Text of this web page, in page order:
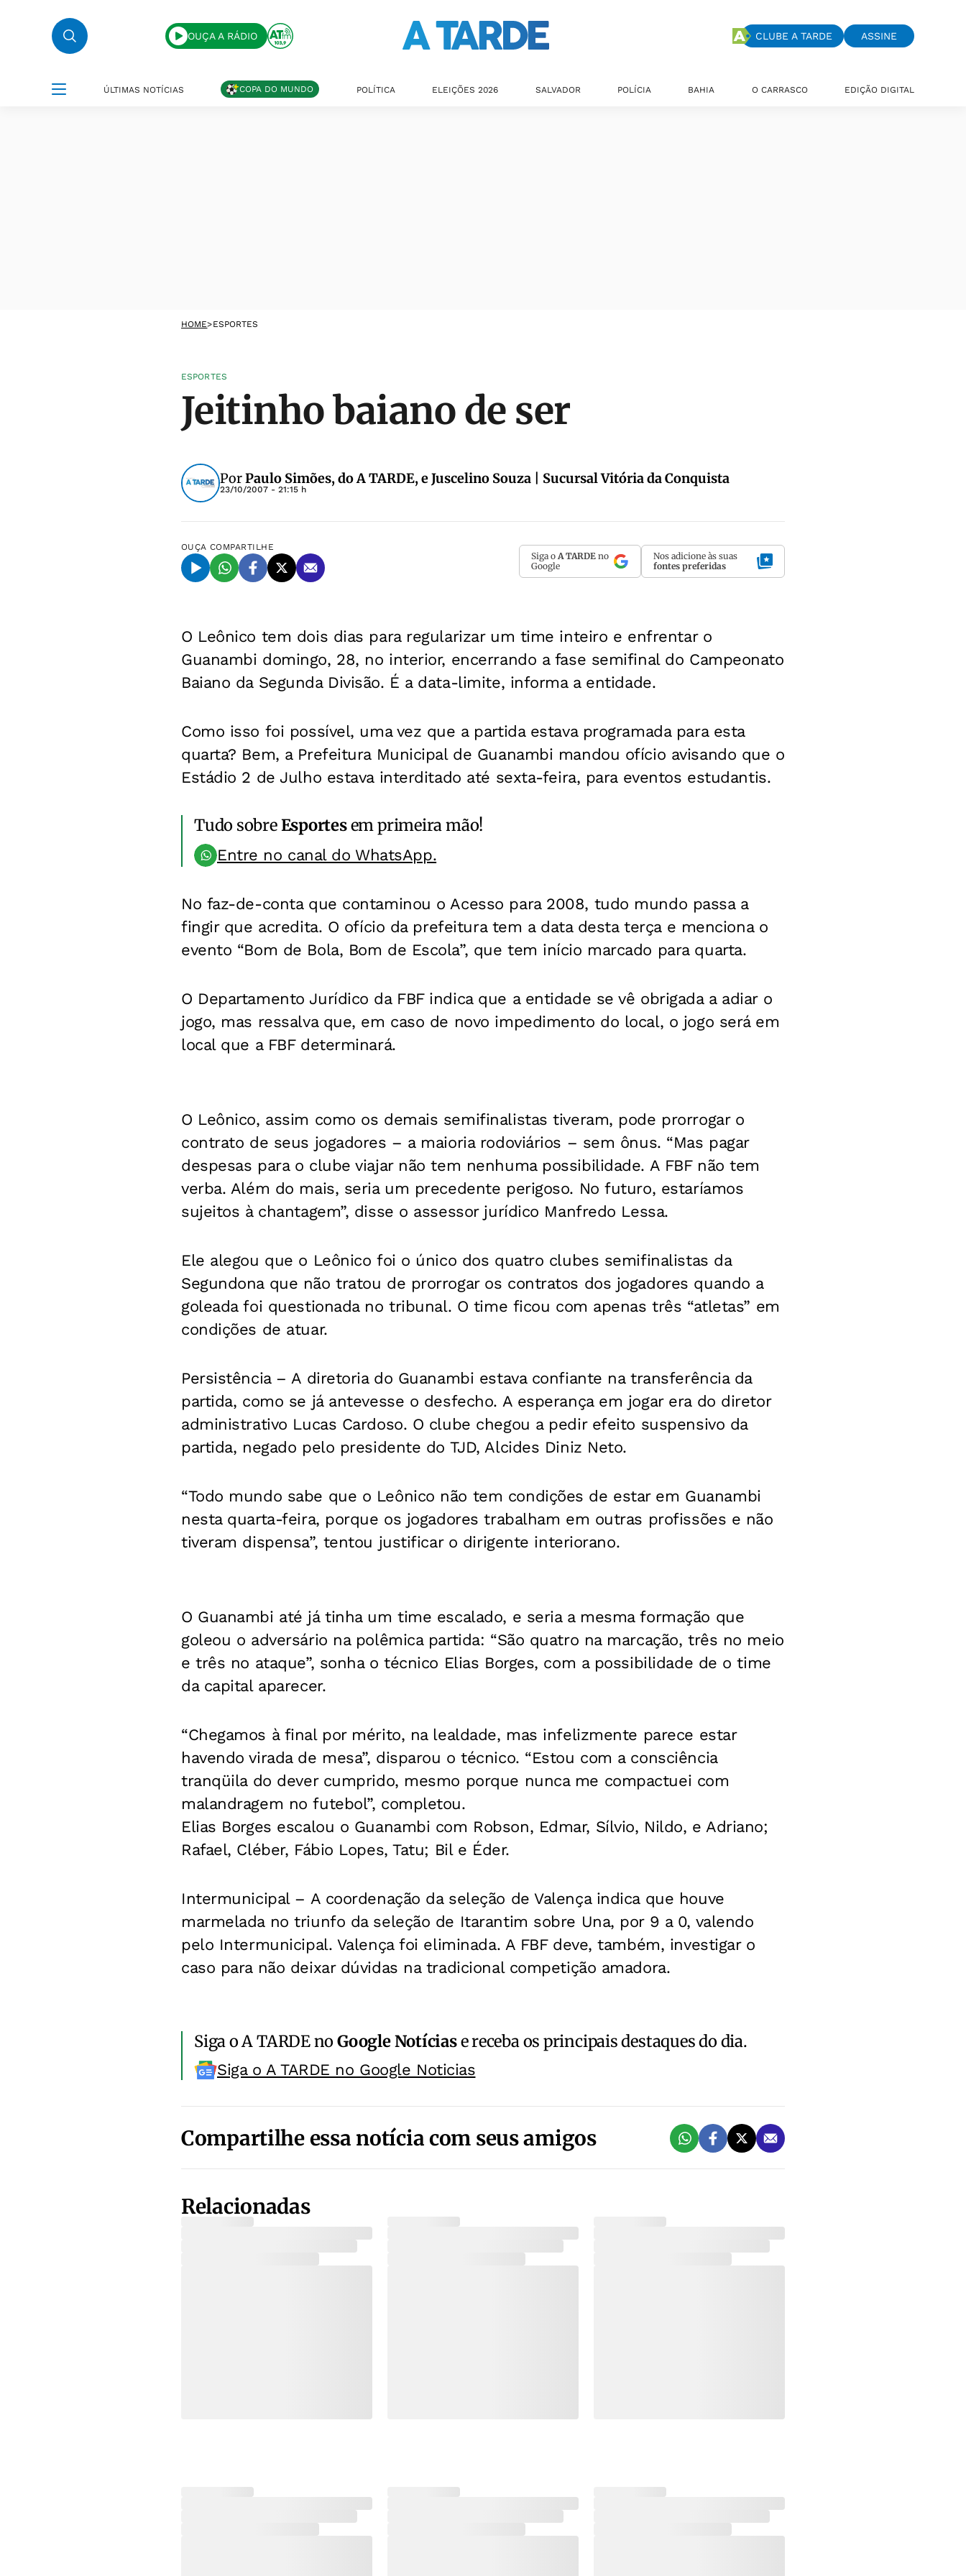
OUÇA A RÁDIO CLUBE A TARDE ASSINE
ÚLTIMAS NOTÍCIAS COPA DO MUNDO POLÍTICA ELEIÇÕES 2026 SALVADOR POLÍCIA BAHIA O CARRASCO EDIÇÃO DIGITAL
HOME>ESPORTES
ESPORTES
Jeitinho baiano de ser
PorPaulo Simões, do A TARDE, e Juscelino Souza | Sucursal Vitória da Conquista
23/10/2007 - 21:15 h
OUÇA COMPARTILHE
Siga o A TARDE no
Google
Nos adicione às suas
fontes preferidas
O Leônico tem dois dias para regularizar um time inteiro e enfrentar o
Guanambi domingo, 28, no interior, encerrando a fase semifinal do Campeonato
Baiano da Segunda Divisão. É a data-limite, informa a entidade.
Como isso foi possível, uma vez que a partida estava programada para esta
quarta? Bem, a Prefeitura Municipal de Guanambi mandou ofício avisando que o
Estádio 2 de Julho estava interditado até sexta-feira, para eventos estudantis.
Tudo sobreEsportesem primeira mão!
Entre no canal do WhatsApp.
No faz-de-conta que contaminou o Acesso para 2008, tudo mundo passa a
fingir que acredita. O ofício da prefeitura tem a data desta terça e menciona o
evento “Bom de Bola, Bom de Escola”, que tem início marcado para quarta.
O Departamento Jurídico da FBF indica que a entidade se vê obrigada a adiar o
jogo, mas ressalva que, em caso de novo impedimento do local, o jogo será em
local que a FBF determinará.
O Leônico, assim como os demais semifinalistas tiveram, pode prorrogar o
contrato de seus jogadores – a maioria rodoviários – sem ônus. “Mas pagar
despesas para o clube viajar não tem nenhuma possibilidade. A FBF não tem
verba. Além do mais, seria um precedente perigoso. No futuro, estaríamos
sujeitos à chantagem”, disse o assessor jurídico Manfredo Lessa.
Ele alegou que o Leônico foi o único dos quatro clubes semifinalistas da
Segundona que não tratou de prorrogar os contratos dos jogadores quando a
goleada foi questionada no tribunal. O time ficou com apenas três “atletas” em
condições de atuar.
Persistência – A diretoria do Guanambi estava confiante na transferência da
partida, como se já antevesse o desfecho. A esperança em jogar era do diretor
administrativo Lucas Cardoso. O clube chegou a pedir efeito suspensivo da
partida, negado pelo presidente do TJD, Alcides Diniz Neto.
“Todo mundo sabe que o Leônico não tem condições de estar em Guanambi
nesta quarta-feira, porque os jogadores trabalham em outras profissões e não
tiveram dispensa”, tentou justificar o dirigente interiorano.
O Guanambi até já tinha um time escalado, e seria a mesma formação que
goleou o adversário na polêmica partida: “São quatro na marcação, três no meio
e três no ataque”, sonha o técnico Elias Borges, com a possibilidade de o time
da capital aparecer.
“Chegamos à final por mérito, na lealdade, mas infelizmente parece estar
havendo virada de mesa”, disparou o técnico. “Estou com a consciência
tranqüila do dever cumprido, mesmo porque nunca me compactuei com
malandragem no futebol”, completou.
Elias Borges escalou o Guanambi com Robson, Edmar, Sílvio, Nildo, e Adriano;
Rafael, Cléber, Fábio Lopes, Tatu; Bil e Éder.
Intermunicipal – A coordenação da seleção de Valença indica que houve
marmelada no triunfo da seleção de Itarantim sobre Una, por 9 a 0, valendo
pelo Intermunicipal. Valença foi eliminada. A FBF deve, também, investigar o
caso para não deixar dúvidas na tradicional competição amadora.
Siga o A TARDE noGoogle Notíciase receba os principais destaques do dia.
Siga o A TARDE no Google Noticias
Compartilhe essa notícia com seus amigos
Relacionadas